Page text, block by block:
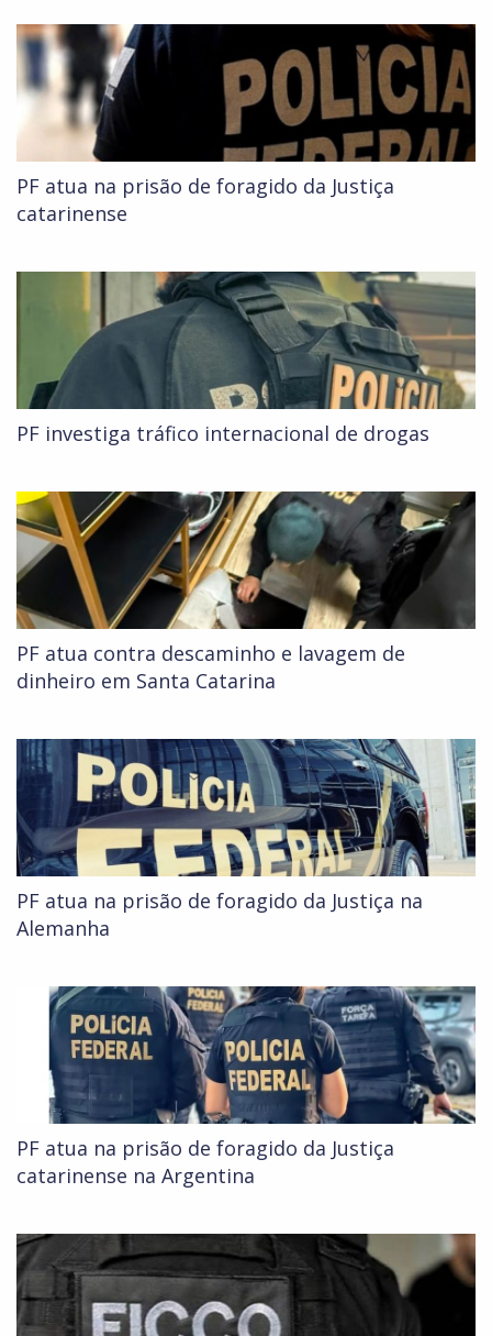
PF atua na prisão de foragido da Justiça
catarinense
PF investiga tráfico internacional de drogas
PF atua contra descaminho e lavagem de
dinheiro em Santa Catarina
PF atua na prisão de foragido da Justiça na
Alemanha
PF atua na prisão de foragido da Justiça
catarinense na Argentina